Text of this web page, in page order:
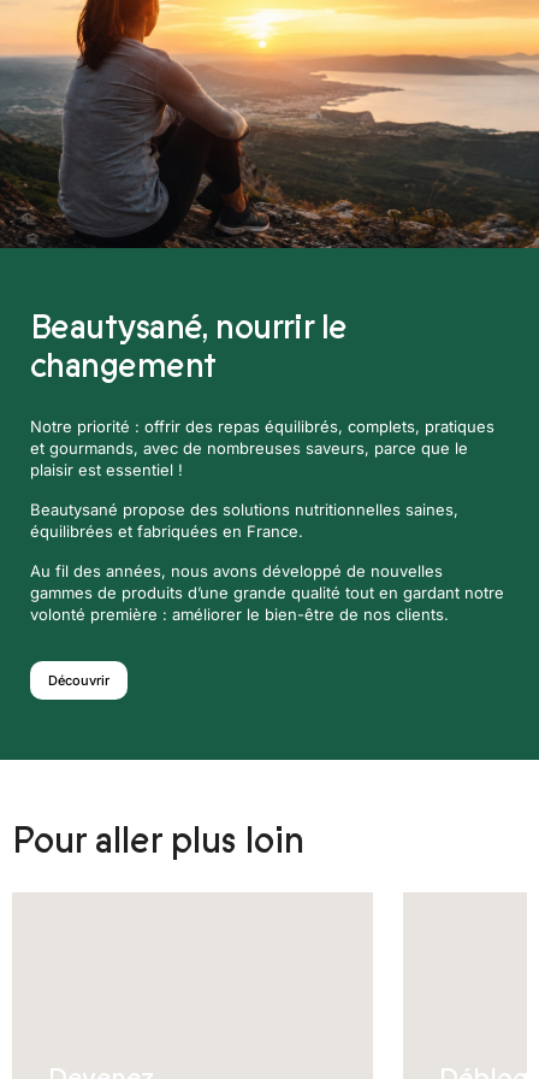
Beautysané, nourrir le
changement
Notre priorité : offrir des repas équilibrés, complets, pratiques
et gourmands, avec de nombreuses saveurs, parce que le
plaisir est essentiel !
Beautysané propose des solutions nutritionnelles saines,
équilibrées et fabriquées en France.
Au fil des années, nous avons développé de nouvelles
gammes de produits d’une grande qualité tout en gardant notre
volonté première : améliorer le bien-être de nos clients.
Découvrir
Pour aller plus loin